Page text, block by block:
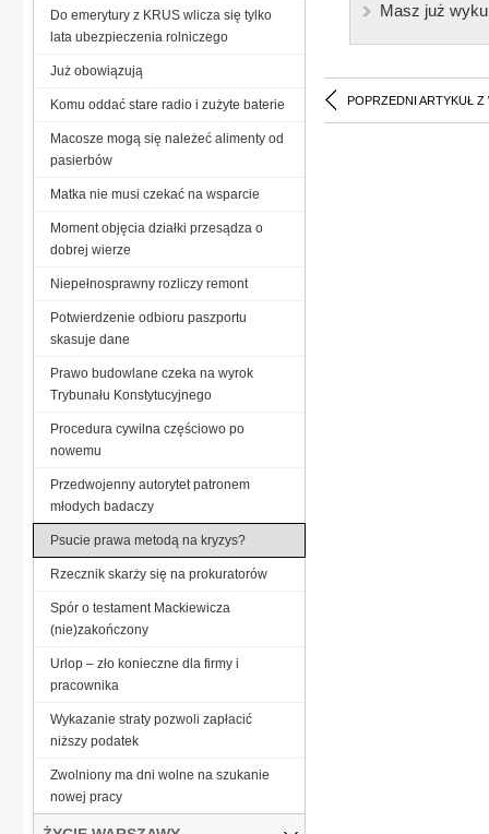
Masz już
POPRZEDNI ARTYKUŁ Z
Do emerytury z KRUS wlicza się tylko
lata ubezpieczenia rolniczego
Już obowiązują
Komu oddać stare radio i zużyte baterie
Macosze mogą się należeć alimenty od
pasierbów
Matka nie musi czekać na wsparcie
Moment objęcia działki przesądza o
dobrej wierze
Niepełnosprawny rozliczy remont
Potwierdzenie odbioru paszportu
skasuje dane
Prawo budowlane czeka na wyrok
Trybunału Konstytucyjnego
Procedura cywilna częściowo po
nowemu
Przedwojenny autorytet patronem
młodych badaczy
Psucie prawa metodą na kryzys?
Rzecznik skarży się na prokuratorów
Spór o testament Mackiewicza
(nie)zakończony
Urlop – zło konieczne dla firmy i
pracownika
Wykazanie straty pozwoli zapłacić
niższy podatek
Zwolniony ma dni wolne na szukanie
nowej pracy